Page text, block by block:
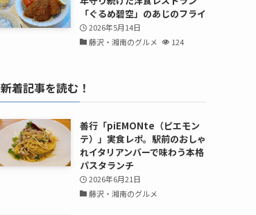
「ぐるめ碧空」のあじのフライ
2026年5月14日
藤沢・湘南のグルメ
124
新着記事を読む！
善行「piEMONte（ピエモン
テ）」実食レポ。駅前のおしゃ
れイタリアンバーで味わう本格
パスタランチ
2026年6月21日
藤沢・湘南のグルメ